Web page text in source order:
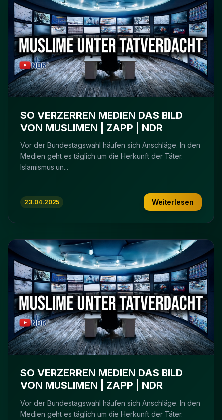
SO VERZERREN MEDIEN DAS BILD
VON MUSLIMEN | ZAPP | NDR
Vor der Bundestagswahl häufen sich Anschläge. In den
Medien geht es täglich um die Herkunft der Täter.
Islamismus un...
23.04.2025 Weiterlesen
SO VERZERREN MEDIEN DAS BILD
VON MUSLIMEN | ZAPP | NDR
Vor der Bundestagswahl häufen sich Anschläge. In den
Medien geht es täglich um die Herkunft der Täter.